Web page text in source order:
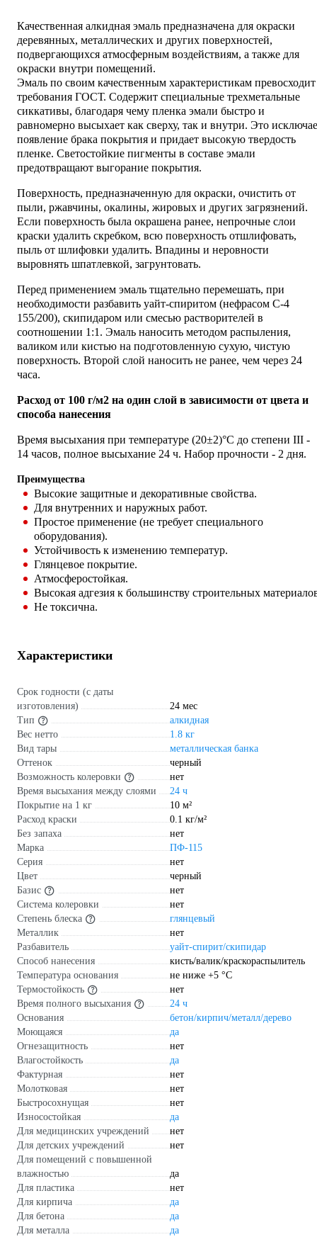
Качественная алкидная эмаль предназначена для окраски
деревянных, металлических и других поверхностей,
подвергающихся атмосферным воздействиям, а также для
окраски внутри помещений.
Эмаль по своим качественным характеристикам превосходит
требования ГОСТ. Содержит специальные трехметальные
сиккативы, благодаря чему пленка эмали быстро и
равномерно высыхает как сверху, так и внутри. Это
появление брака покрытия и придает высокую твердость
пленке. Светостойкие пигменты в составе эмали
предотвращают выгорание покрытия.
Поверхность, предназначенную для окраски, очистить от
пыли, ржавчины, окалины, жировых и других загрязнений.
Если поверхность была окрашена ранее, непрочные слои
краски удалить скребком, всю поверхность отшлифовать,
пыль от шлифовки удалить. Впадины и неровности
выровнять шпатлевкой, загрунтовать.
Перед применением эмаль тщательно перемешать, при
необходимости разбавить уайт-спиритом (нефрасом С-4
155/200), скипидаром или смесью растворителей в
соотношении 1:1. Эмаль наносить методом распыления,
валиком или кистью на подготовленную сухую, чистую
поверхность. Второй слой наносить не ранее, чем через 24
часа.
Расход от 100 г/м2 на один слой в зависимости от цвета и
способа нанесения
Время высыхания при температуре (20±2)°С до степени III -
14 часов, полное высыхание 24 ч. Набор прочности - 2 дня.
Преимущества
Высокие защитные и декоративные свойства.
Для внутренних и наружных работ.
Простое применение (не требует специального
оборудования).
Устойчивость к изменению температур.
Глянцевое покрытие.
Атмосферостойкая.
Высокая адгезия к большинству строительных
Не токсична.
Характеристики
Срок годности (с даты
изготовления)
24 мес
Тип
алкидная
Вес нетто
1.8 кг
Вид тары
металлическая банка
Оттенок
черный
Возможность колеровки
нет
Время высыхания между слоями
24 ч
Покрытие на 1 кг
10 м²
Расход краски
0.1 кг/м²
Без запаха
нет
Марка
ПФ-115
Серия
нет
Цвет
черный
Базис
нет
Система колеровки
нет
Степень блеска
глянцевый
Металлик
нет
Разбавитель
уайт-спирит/скипидар
Способ нанесения
кисть/валик/краскораспылитель
Температура основания
не ниже +5 °С
Термостойкость
нет
Время полного высыхания
24 ч
Основания
бетон/кирпич/металл/дерево
Моющаяся
да
Огнезащитность
нет
Влагостойкость
да
Фактурная
нет
Молотковая
нет
Быстросохнущая
нет
Износостойкая
да
Для медицинских учреждений
нет
Для детских учреждений
нет
Для помещений с повышенной
влажностью
да
Для пластика
нет
Для кирпича
да
Для бетона
да
Для металла
да